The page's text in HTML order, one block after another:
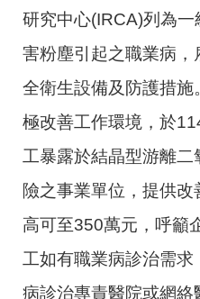
研究中心(IRCA)列為
害粉塵引起之職業病
全衛生設備及防護措
極改善工作環境，於
工暴露於結晶型游離
險之事業單位，提供
高可至350萬元，呼籲
工如有職業病診治需
病診治專責醫院或網